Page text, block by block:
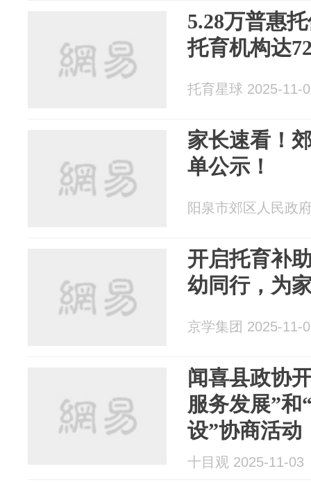
5.28万普惠
托育机构达
托育星球 2025-11-
家长速看！
单公示！
阳泉市郊区人民政
开启托育补
幼同行，为
京学集团 2025-11-
闻喜县政协
服务发展”和
设”协商活动
十目观 2025-11-03